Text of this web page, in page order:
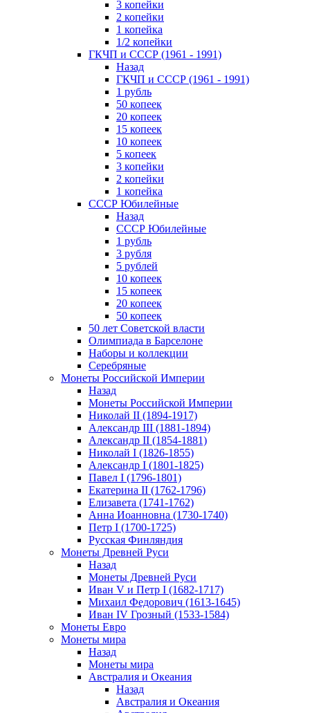
3 копейки
2 копейки
1 копейка
1/2 копейки
ГКЧП и СССР (1961 - 1991)
Назад
ГКЧП и СССР (1961 - 1991)
1 рубль
50 копеек
20 копеек
15 копеек
10 копеек
5 копеек
3 копейки
2 копейки
1 копейка
СССР Юбилейные
Назад
СССР Юбилейные
1 рубль
3 рубля
5 рублей
10 копеек
15 копеек
20 копеек
50 копеек
50 лет Советской власти
Олимпиада в Барселоне
Наборы и коллекции
Серебряные
Монеты Российской Империи
Назад
Монеты Российской Империи
Николай II (1894-1917)
Александр III (1881-1894)
Александр II (1854-1881)
Николай I (1826-1855)
Александр I (1801-1825)
Павел I (1796-1801)
Екатерина II (1762-1796)
Елизавета (1741-1762)
Анна Иоанновна (1730-1740)
Петр I (1700-1725)
Русская Финляндия
Монеты Древней Руси
Назад
Монеты Древней Руси
Иван V и Петр I (1682-1717)
Михаил Федорович (1613-1645)
Иван IV Грозный (1533-1584)
Монеты Евро
Монеты мира
Назад
Монеты мира
Австралия и Океания
Назад
Австралия и Океания